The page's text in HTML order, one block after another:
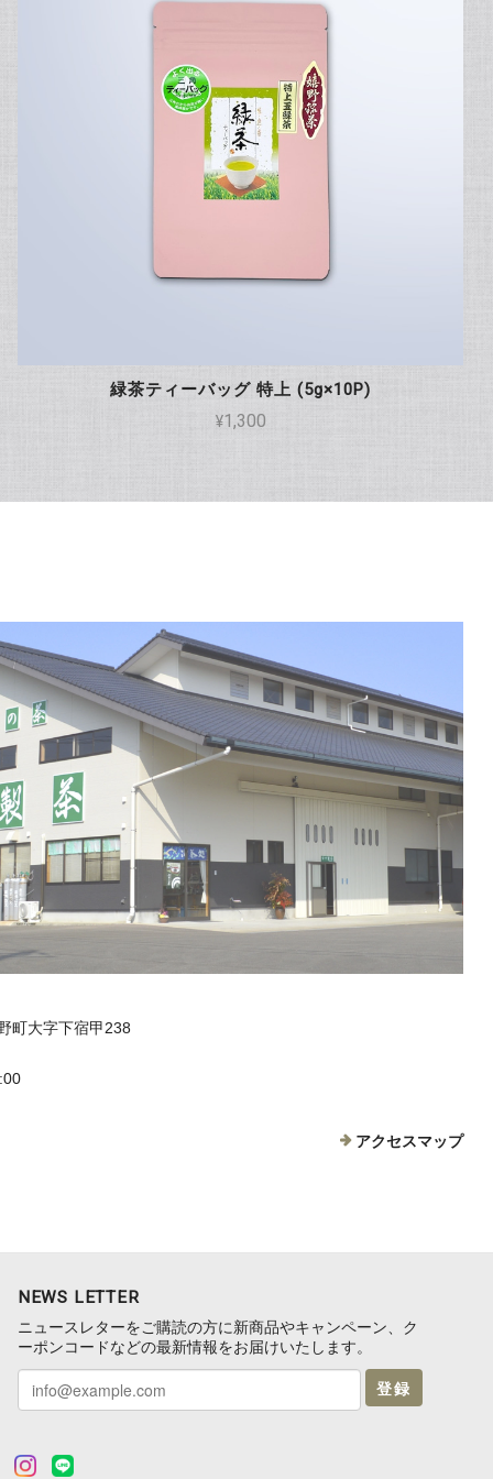
緑茶ティーバッグ 特上 (5g×10P)
¥1,300
町大字下宿甲238
アクセスマップ
NEWS LETTER
ニュースレターをご購読の方に新商品やキャンペーン、ク
ーポンコードなどの最新情報をお届けいたします。
登録